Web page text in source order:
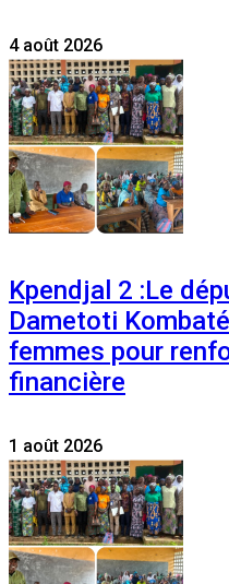
4 août 2026
Kpendjal 2 :Le
Dametoti
femmes pour
financière
1 août 2026